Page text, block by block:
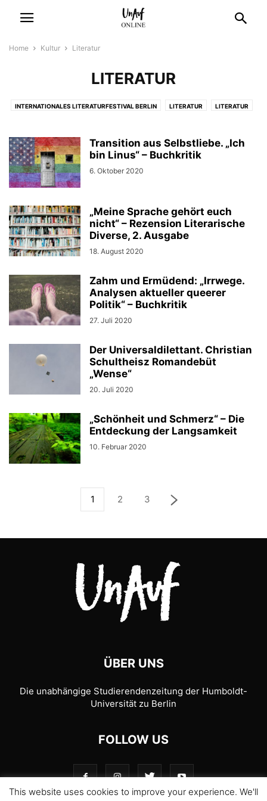
Home Kultur Literatur
LITERATUR
INTERNATIONALES LITERATURFESTIVAL BERLIN LITERATUR LITERATUR
Transition aus Selbstliebe. „Ich
bin Linus“ – Buchkritik
6. Oktober 2020
„Meine Sprache gehört euch
nicht“ – Rezension Literarische
Diverse, 2. Ausgabe
18. August 2020
Zahm und Ermüdend: „Irrwege.
Analysen aktueller queerer
Politik“ – Buchkritik
27. Juli 2020
Der Universaldilettant. Christian
Schultheisz Romandebüt
„Wense“
20. Juli 2020
„Schönheit und Schmerz“ – Die
Entdeckung der Langsamkeit
10. Februar 2020
1 2 3
ÜBER UNS
Die unabhängige Studierendenzeitung der Humboldt-
Universität zu Berlin
FOLLOW US
This website uses cookies to improve your experience. We'll